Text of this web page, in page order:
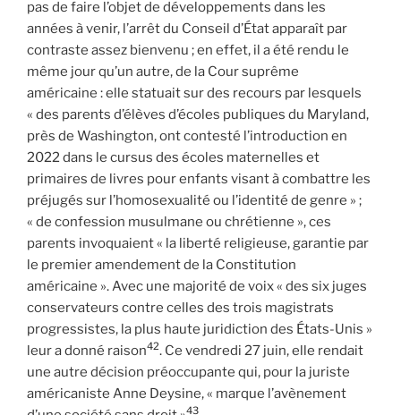
pas de faire l’objet de développements dans les
années à venir, l’arrêt du Conseil d’État apparaît par
contraste assez bienvenu ; en effet, il a été rendu le
même jour qu’un autre, de la Cour suprême
américaine : elle statuait sur des recours par lesquels
« des parents d’élèves d’écoles publiques du Maryland,
près de Washington, ont contesté l’introduction en
2022 dans le cursus des écoles maternelles et
primaires de livres pour enfants visant à combattre les
préjugés sur l’homosexualité ou l’identité de genre » ;
« de confession musulmane ou chrétienne », ces
parents invoquaient « la liberté religieuse, garantie par
le premier amendement de la Constitution
américaine ». Avec une majorité de voix « des six juges
conservateurs contre celles des trois magistrats
progressistes, la plus haute juridiction des États-Unis »
leur a donné raison42. Ce vendredi 27 juin, elle rendait
une autre décision préoccupante qui, pour la juriste
américaniste Anne Deysine, « marque l’avènement
43